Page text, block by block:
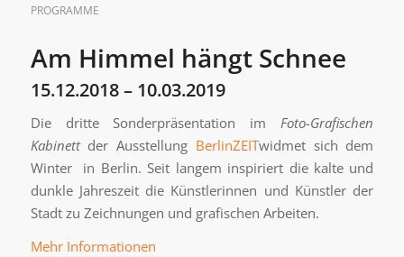
PROGRAMME
Am Himmel hängt Schnee
15.12.2018 – 10.03.2019
Die dritte Sonderpräsentation im Foto-Grafischen
Kabinett der Ausstellung BerlinZEITwidmet sich dem
Winter in Berlin. Seit langem inspiriert die kalte und
dunkle Jahreszeit die Künstlerinnen und Künstler der
Stadt zu Zeichnungen und grafischen Arbeiten.
Mehr Informationen